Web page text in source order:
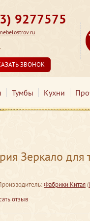
9277575
ЗВОНОК
Тумбы Кухни
Зеркало для
Фабрики Китая(
отзыв